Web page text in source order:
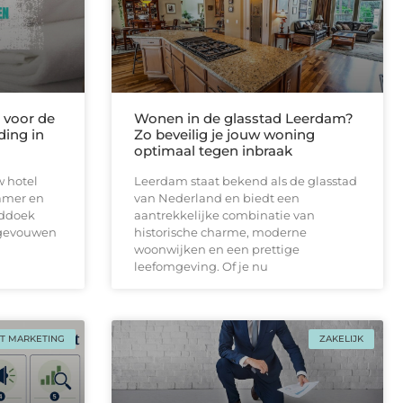
de
in
hotel
en
Wonen in de glasstad Leerdam?
Zo beveilig je jouw woning
optimaal tegen inbraak
Leerdam staat bekend als de glasstad
van Nederland en biedt een
aantrekkelijke combinatie van
historische charme, moderne
woonwijken en een prettige
leefomgeving. Of je nu
MARKETING ZAKELIJK